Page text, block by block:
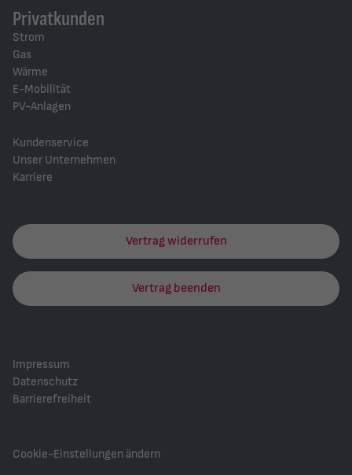
Privatkunden
Strom
Gas
Wärme
E-Mobilität
PV-Anlagen
Kundenservice
Unser Unternehmen
Karriere
Vertrag widerrufen
Vertrag beenden
Impressum
Datenschutz
Barrierefreiheit
Cookie-Einstellungen ändern